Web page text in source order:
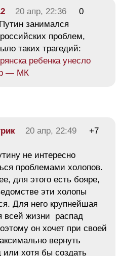
20 апр, 22:36
0
занимался
проблем,
таких трагедий:
ребенка унесло
— МК
20 апр, 22:49 +7
не интересно
проблемами холопов.
для этого есть бояре,
эти холопы
Для него крупнейшая
всей жизни распад
он хочет при своей
вернуть
или хотя бы создать